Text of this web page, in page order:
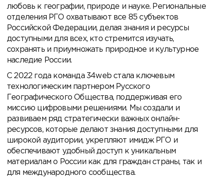
любовь к географии, природе и науке. Региональные
отделения РГО охватывают все 85 субъектов
Российской Федерации, делая знания и ресурсы
доступными для всех, кто стремится изучать,
сохранять и приумножать природное и культурное
наследие России.
С 2022 года команда 34web стала ключевым
технологическим партнером Русского
Географического Общества, поддерживая его
миссию цифровыми решениями. Мы создали и
развиваем ряд стратегически важных онлайн-
ресурсов, которые делают знания доступными для
широкой аудитории, укрепляют имидж РГО и
обеспечивают удобный доступ к уникальным
материалам о России как для граждан страны, так и
для международного сообщества.